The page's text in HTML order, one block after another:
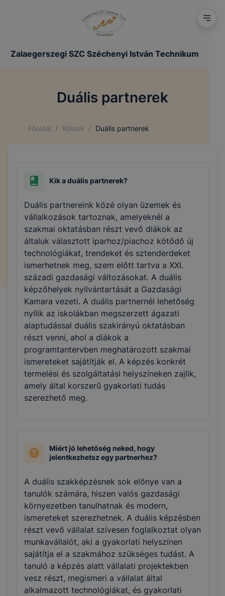
Zalaegerszegi SZC Széchenyi István Technikum
Duális partnerek
Főoldal / Rólunk / Duális partnerek
Kik a duális partnerek?
Duális partnereink közé olyan üzemek és
vállalkozások tartoznak, amelyeknél a
szakmai oktatásban részt vevő diákok az
általuk választott iparhoz/piachoz kötődő új
technológiákat, trendeket és sztenderdeket
ismerhetnek meg, szem előtt tartva a XXI.
századi gazdasági változásokat. A duális
képzőhelyek nyilvántartását a Gazdasági
Kamara vezeti. A duális partnernél lehetőség
nyílik az iskolákban megszerzett ágazati
alaptudással duális szakirányú oktatásban
részt venni, ahol a diákok a
programtantervben meghatározott szakmai
ismereteket sajátítják el. A képzés konkrét
termelési és szolgáltatási helyszíneken zajlik,
amely által korszerű gyakorlati tudás
szerezhető meg.
Miért jó lehetőség neked, hogy
jelentkezhetsz egy partnerhez?
A duális szakképzésnek sok előnye van a
tanulók számára, hiszen valós gazdasági
környezetben tanulhatnak és modern,
ismereteket szerezhetnek. A duális képzésben
részt vevő vállalat szívesen foglalkoztat olyan
munkavállalót, aki a gyakorlati helyszínen
sajátítja el a szakmához szükséges tudást. A
tanuló a képzés alatt vállalati projektekben
vesz részt, megismeri a vállalat által
alkalmazott technológiákat, és gyakorlati